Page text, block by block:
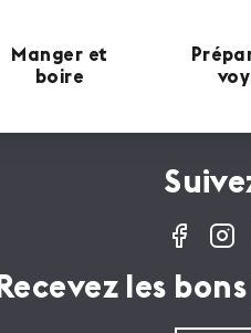
Manger et
boire
Recevez les